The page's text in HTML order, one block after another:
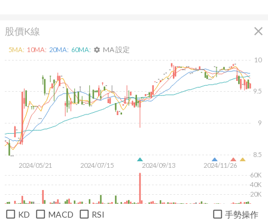
股價K線 close
2024/05/21 2024/07/15 2024/09/13 2024/11/26
8.5
9
9.5
10
20K
40K
60K
5MA: 10MA: 20MA: 60MA: settings MA 設定
KD MACD RSI 手勢操作